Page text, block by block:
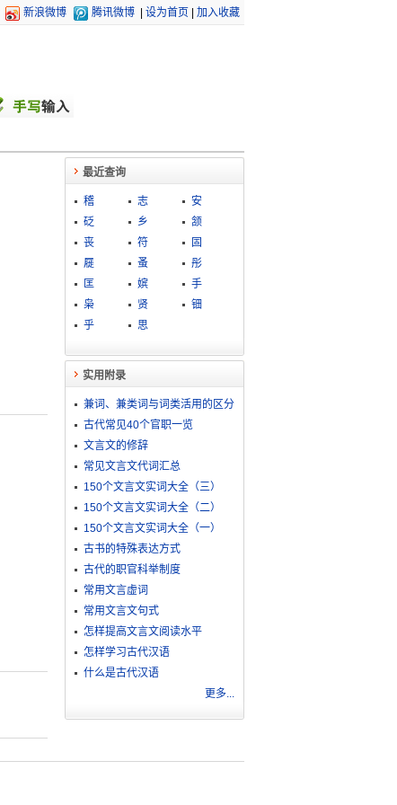
新浪微博 腾讯微博 设为首页 加入收藏
最近查询
稽 志
安
砭
乡
颔
丧
符
固
屣
蚤
彤
匡
嫔
手
枭
贤
钿
乎
思
实用附录
兼词、兼类词与词类活用的区分
古代常见40个官职一览
文言文的修辞
常见文言文代词汇总
150个文言文实词大全（三）
150个文言文实词大全（二）
150个文言文实词大全（一）
古书的特殊表达方式
古代的职官科举制度
常用文言虚词
常用文言文句式
怎样提高文言文阅读水平
怎样学习古代汉语
什么是古代汉语
更多...